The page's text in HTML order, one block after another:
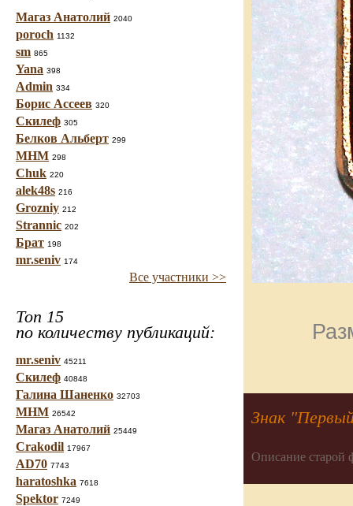
Магаз Анатолий 2040
poroch 1132
sm 865
Yana 398
Admin 334
Борис Ассеев 320
Скилеф 305
Белков Альберт 299
МНМ 298
Chuk 220
alek48s 216
Grozniy 212
Strannic 202
Брат 198
mr.seniv 174
Все участники >>
Топ 15
по количеству публикаций:
mr.seniv 45211
Скилеф 40848
Галина Шаненко 32703
МНМ 26542
Магаз Анатолий 25449
Crakodil 17967
AD70 7743
haratoshka 7618
Spektor 7249
Знак
Описание старой